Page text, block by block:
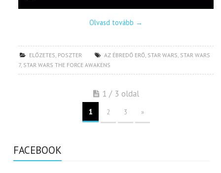
Olvasd tovább →
ELŐZETES POSZTER AZ ÉBREDŐ ERŐ STAR WARS STAR WARS
7, STAR WARS THE FORCE AWAKENS
1 / 3 oldal
1 2 3 »
FACEBOOK